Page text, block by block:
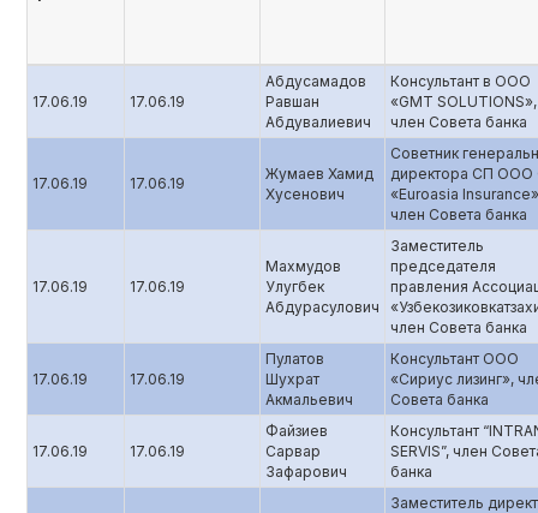
17.06.19 17.06.19
Абдусамадов
Равшан
Абдувалиевич
Консультант в ООО
«GMT SOLUTIONS»,
член Совета банка
17.06.19 17.06.19
Жумаев Хамид
Хусенович
Советник
директора СП ООО
«Euroasia
член Совета банка
17.06.19 17.06.19
Махмудов
Улугбек
Абдурасулович
Заместитель
председателя
правления
член Совета банка
17.06.19 17.06.19
Пулатов
Шухрат
Акмальевич
Консультант ООО
«Сириус лизинг»,
Совета банка
17.06.19 17.06.19
Файзиев
Сарвар
Зафарович
Консультант
SERVIS”, член
банка
Заместитель